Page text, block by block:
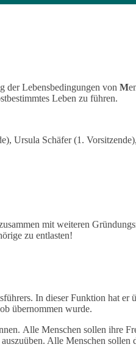
der Lebensbedingungen von M
Leben zu führen.
Ursula Schäfer (1.
mit weiteren
zu entlasten!
In dieser Funktion hat er
übernommen wurde.
Alle Menschen sollen ihre
Alle Menschen sollen